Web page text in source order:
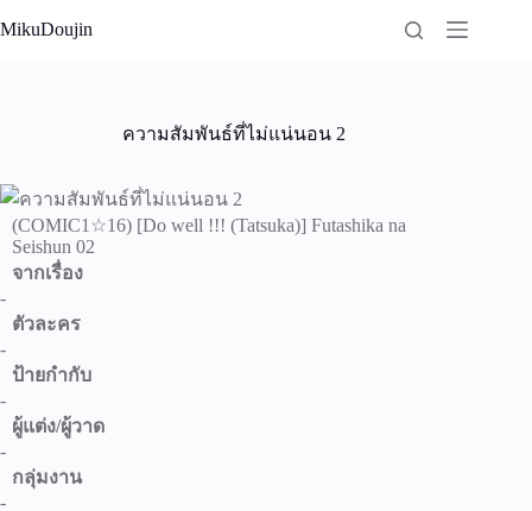
to
MikuDoujin
ความสัมพันธ์ที่ไม่แน่นอน 2
(COMIC1☆16) [Do well !!! (Tatsuka)] Futashika na
Seishun 02
จากเรื่อง
-
ตัวละคร
-
ป้ายกำกับ
-
ผู้แต่ง/ผู้วาด
-
กลุ่มงาน
-